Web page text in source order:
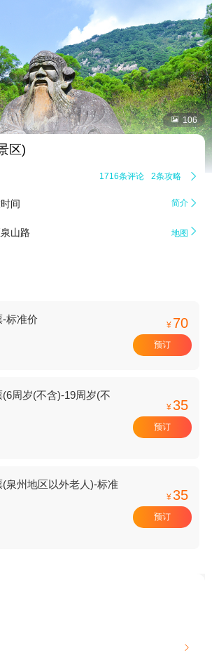
 106
区)
1716条评论 2条攻略 
间 简介 
山路 地图 
-标准价 ¥ 70
预订
周岁(不含)-19周岁(不
¥35
预订
泉州地区以外老人)-标准
¥35
预订
